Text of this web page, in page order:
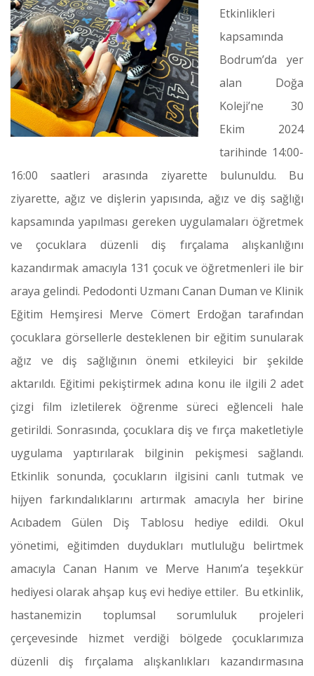
Etkinlikleri
kapsamında
Bodrum’da yer
alan Doğa
Koleji’ne 30
Ekim 2024
tarihinde 14:00-
16:00 saatleri arasında ziyarette bulunuldu. Bu
ziyarette, ağız ve dişlerin yapısında, ağız ve diş sağlığı
kapsamında yapılması gereken uygulamaları öğretmek
ve çocuklara düzenli diş fırçalama alışkanlığını
kazandırmak amacıyla 131 çocuk ve öğretmenleri ile bir
araya gelindi. Pedodonti Uzmanı Canan Duman ve Klinik
Eğitim Hemşiresi Merve Cömert Erdoğan tarafından
çocuklara görsellerle desteklenen bir eğitim sunularak
ağız ve diş sağlığının önemi etkileyici bir şekilde
aktarıldı. Eğitimi pekiştirmek adına konu ile ilgili 2 adet
çizgi film izletilerek öğrenme süreci eğlenceli hale
getirildi. Sonrasında, çocuklara diş ve fırça maketletiyle
uygulama yaptırılarak bilginin pekişmesi sağlandı.
Etkinlik sonunda, çocukların ilgisini canlı tutmak ve
hijyen farkındalıklarını artırmak amacıyla her birine
Acıbadem Gülen Diş Tablosu hediye edildi. Okul
yönetimi, eğitimden duydukları mutluluğu belirtmek
amacıyla Canan Hanım ve Merve Hanım’a teşekkür
hediyesi olarak ahşap kuş evi hediye ettiler. Bu etkinlik,
hastanemizin toplumsal sorumluluk projeleri
çerçevesinde hizmet verdiği bölgede çocuklarımıza
düzenli diş fırçalama alışkanlıkları kazandırmasına